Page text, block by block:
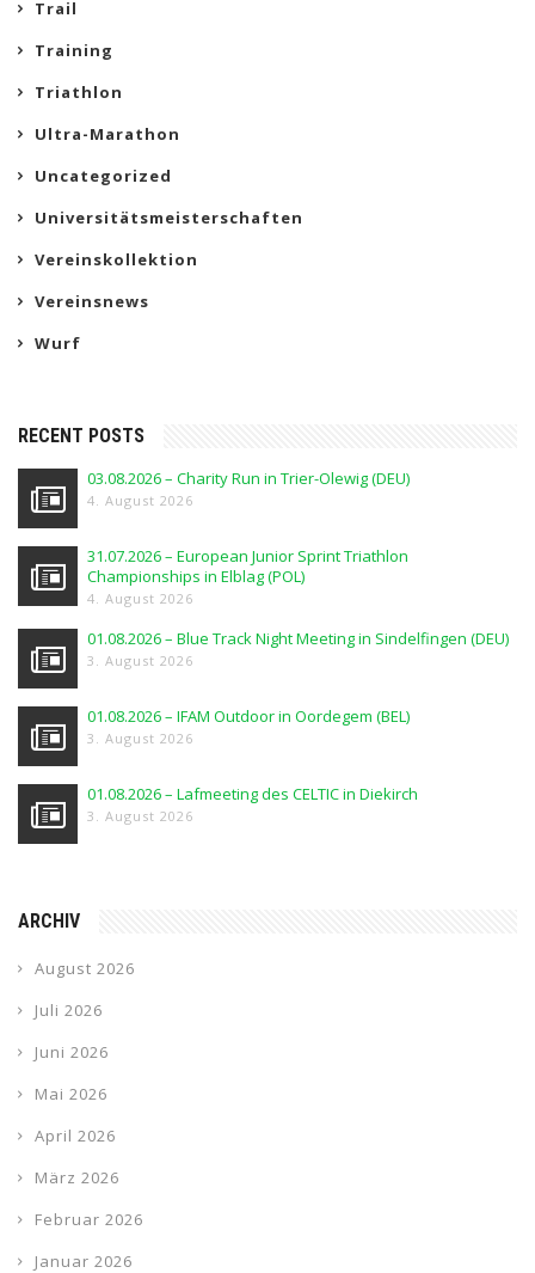
Trail
Training
Triathlon
Ultra-Marathon
Uncategorized
Universitätsmeisterschaften
Vereinskollektion
Vereinsnews
Wurf
RECENT POSTS
03.08.2026 – Charity Run in Trier-Olewig (DEU)
4. August 2026
31.07.2026 – European Junior Sprint Triathlon
Championships in Elblag (POL)
4. August 2026
01.08.2026 – Blue Track Night Meeting in Sindelfingen (DEU)
3. August 2026
01.08.2026 – IFAM Outdoor in Oordegem (BEL)
3. August 2026
01.08.2026 – Lafmeeting des CELTIC in Diekirch
3. August 2026
ARCHIV
August 2026
Juli 2026
Juni 2026
Mai 2026
April 2026
März 2026
Februar 2026
Januar 2026